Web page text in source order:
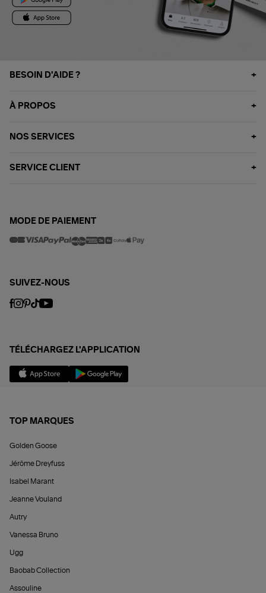
BESOIN D'AIDE ?
À PROPOS
NOS SERVICES
SERVICE CLIENT
MODE DE PAIEMENT
SUIVEZ-NOUS
TÉLÉCHARGEZ L'APPLICATION
TOP MARQUES
Golden Goose
Jérôme Dreyfuss
Isabel Marant
Jeanne Vouland
Autry
Vanessa Bruno
Ugg
Baobab Collection
Assouline